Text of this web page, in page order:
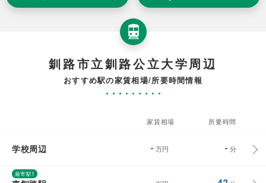
釧路市立釧路公立大学周辺
おすすめ駅の家賃相場/所要時間情報
家賃相場 所要時間
学校周辺 - 万円 - 分
最寄駅1